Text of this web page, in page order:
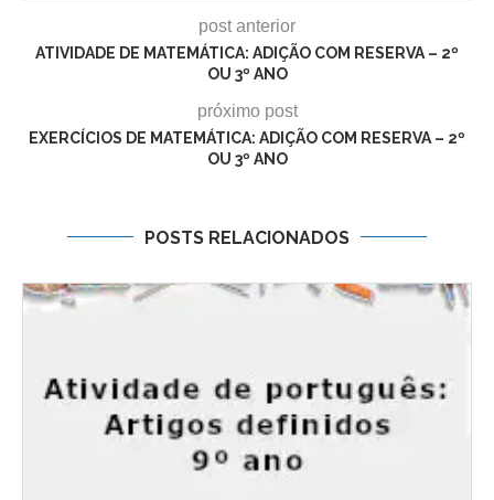
post anterior
ATIVIDADE DE MATEMÁTICA: ADIÇÃO COM RESERVA – 2º
OU 3º ANO
próximo post
EXERCÍCIOS DE MATEMÁTICA: ADIÇÃO COM RESERVA – 2º
OU 3º ANO
POSTS RELACIONADOS